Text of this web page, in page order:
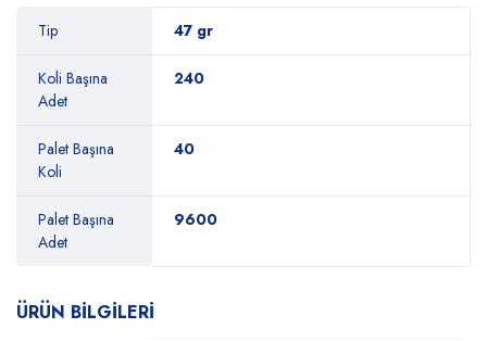
Tip 47 gr
Koli Başına
Adet
240
Palet Başına
Koli
40
Palet Başına
Adet
9600
ÜRÜN BİLGİLERİ